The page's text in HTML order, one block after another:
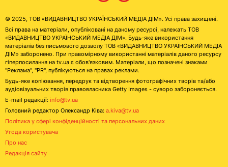
© 2025, ТОВ «ВИДАВНИЦТВО УКРАЇНСЬКИЙ МЕДІА ДІМ». Усі права захищені.
Всі права на матеріали, опубліковані на даному ресурсі, належать ТОВ
«ВИДАВНИЦТВО УКРАЇНСЬКИЙ МЕДІА ДІМ». Будь-яке використання
матеріалів без письмового дозволу ТОВ «ВИДАВНИЦТВО УКРАЇНСЬКИЙ МЕДІА
ДІМ» заборонено. При правомірному використанні матеріалів даного ресурсу
гіперпосилання на tv.ua є обов'язковим. Матеріали, що позначені знаками
"Реклама", "PR", публікуються на правах реклами.
Будь-яке копіювання, передрук та відтворення фотографічних творів та/або
аудіовізуальних творів правовласника Getty Images - суворо забороняється.
E-mail редакції: info@tv.ua
Головний редактор Олександр Ківа: a.kiva@tv.ua
Політика у сфері конфіденційності та персональних даних
Угода користувача
Про нас
Редакція сайту